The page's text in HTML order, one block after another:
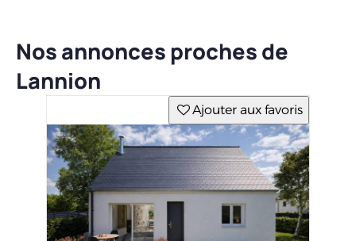
Nos annonces proches de
Lannion
Ajouter aux favoris